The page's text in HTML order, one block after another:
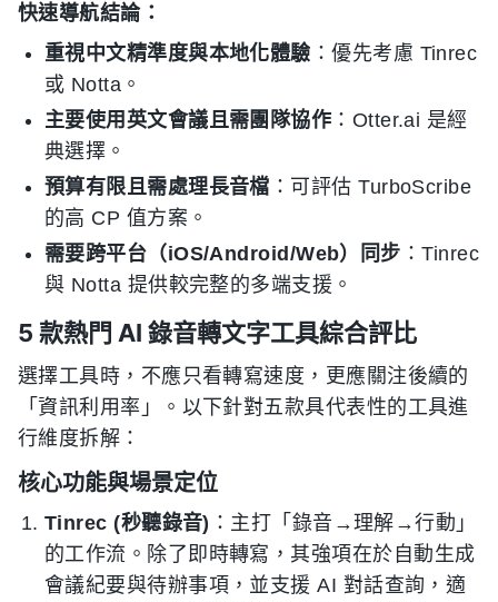
快速導航結論：
重視中文精準度與本地化體驗 ：優先考慮 Tinrec
或 Notta。
主要使用英文會議且需團隊協作 ：Otter.ai 是經
典選擇。
預算有限且需處理長音檔 ：可評估 TurboScribe
的高 CP 值方案。
需要跨平台（iOS/Android/Web）同步 ：Tinrec
與 Notta 提供較完整的多端支援。
5 款熱門 AI 錄音轉文字工具綜合評比
選擇工具時，不應只看轉寫速度，更應關注後續的
「資訊利用率」。以下針對五款具代表性的工具進
行維度拆解：
核心功能與場景定位
Tinrec (秒聽錄音) ：主打「錄音→理解→行動」
的工作流。除了即時轉寫，其強項在於自動生成
會議紀要與待辦事項，並支援 AI 對話查詢，適